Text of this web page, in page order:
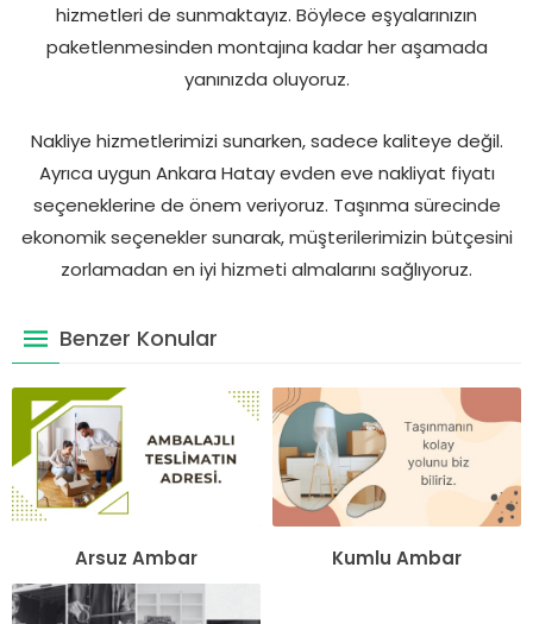
hizmetleri de sunmaktayız. Böylece eşyalarınızın
paketlenmesinden montajına kadar her aşamada
yanınızda oluyoruz.
Nakliye hizmetlerimizi sunarken, sadece kaliteye değil.
Ayrıca uygun Ankara Hatay evden eve nakliyat fiyatı
seçeneklerine de önem veriyoruz. Taşınma sürecinde
ekonomik seçenekler sunarak, müşterilerimizin bütçesini
zorlamadan en iyi hizmeti almalarını sağlıyoruz.
Benzer Konular
Arsuz Ambar Kumlu Ambar